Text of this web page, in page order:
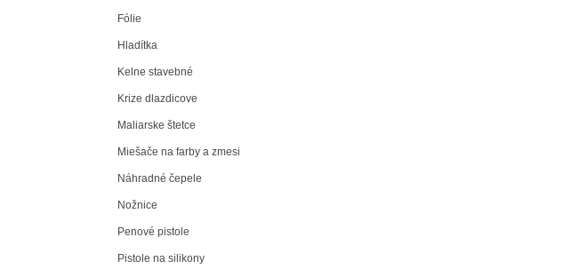
Fólie
Hladítka
Kelne stavebné
Krize dlazdicove
Maliarske štetce
Miešače na farby a zmesi
Náhradné čepele
Nožnice
Penové pistole
Pistole na silikony